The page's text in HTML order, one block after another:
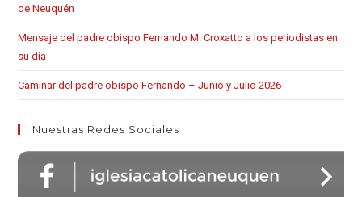
de Neuquén
Mensaje del padre obispo Fernando M. Croxatto a los periodistas en
su día
Caminar del padre obispo Fernando – Junio y Julio 2026
Nuestras Redes Sociales